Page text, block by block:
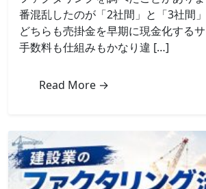
フ
ァ
ク
タ
グ
社
間
フ
ァ
番混乱したのが「2社間」と「3社間」
どちらも売掛金を早期に現金化するサ
手数料も仕組みもかなり違 […]
Read More →